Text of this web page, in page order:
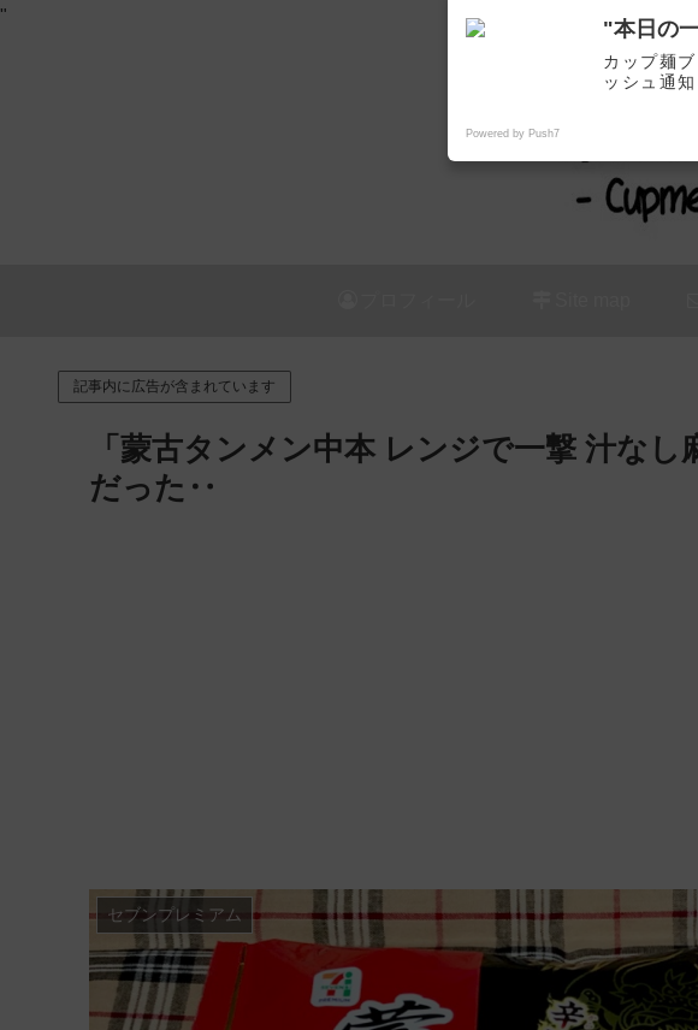
"
カップ麺
記事内に広告が含まれています
「蒙古タンメン中本 レンジで一撃 汁な
だった‥
セブンプレミアム
"本日の
カップ麺
ッシュ通
Powered by Push7